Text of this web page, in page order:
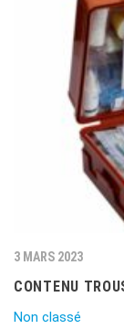
3 MARS 2023
CONTENU
Non classé